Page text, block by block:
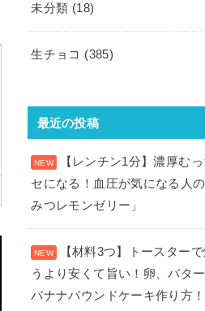
未分類 (18)
生チョコ (385)
最近の投稿
【レンチン1分】濃厚む
セになる！血圧が気になる人
みつレモンゼリー」
【材料3つ】トースター
うより安くて旨い！卵、バタ
バナナパウンドケーキ作り方！